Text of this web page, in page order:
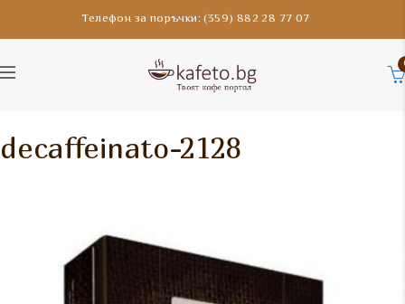
Телефон за поръчки: (359) 882 28 77 07
decaffeinato-2128